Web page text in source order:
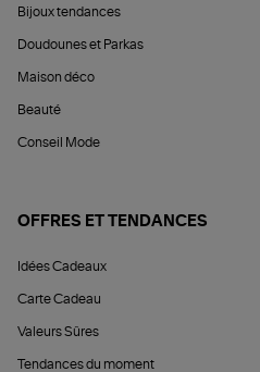
Bijoux tendances
Doudounes et Parkas
Maison déco
Beauté
Conseil Mode
OFFRES ET TENDANCES
Idées Cadeaux
Carte Cadeau
Valeurs Sûres
Tendances du moment